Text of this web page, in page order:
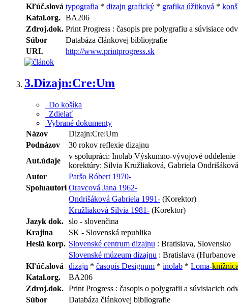
Kľúč.slová typografia * dizajn grafický * grafika úžitková *
Katal.org. BA206
Zdroj.dok. Print Progress : časopis pre polygrafiu a súvisiace
Súbor
Databáza článkovej bibliografie
URL
http://www.printprogress.sk
3.Dizajn:Cre:Um
Do košíka
Zdielať
Vybrané dokumenty
Názov
Dizajn:Cre:Um
Podnázov
30 rokov reflexie dizajnu
Aut.údaje
v spolupráci: Inolab Výskumno-vývojové
korektúry: Silvia Kružliaková, Gabriela
Autor
Paršo Róbert 1970-
Spoluautori Oravcová Jana 1962-
Ondrišáková Gabriela 1991- (Korektor)
Kružliaková Silvia 1981- (Korektor)
Jazyk dok. slo - slovenčina
Krajina
SK - Slovenská republika
Heslá korp. Slovenské centrum dizajnu : Bratislava, Slovensko
Slovenské múzeum dizajnu : Bratislava (Hurbanove
Kľúč.slová
dizajn * časopis Designum * inolab * Loma-
Katal.org.
BA206
Zdroj.dok. Print Progress : časopis o polygrafii a súvisiacich
Súbor
Databáza článkovej bibliografie